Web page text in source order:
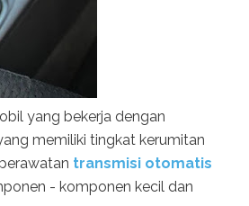
yang bekerja dengan
memiliki tingkat kerumitan
transmisi otomatis
- komponen kecil dan